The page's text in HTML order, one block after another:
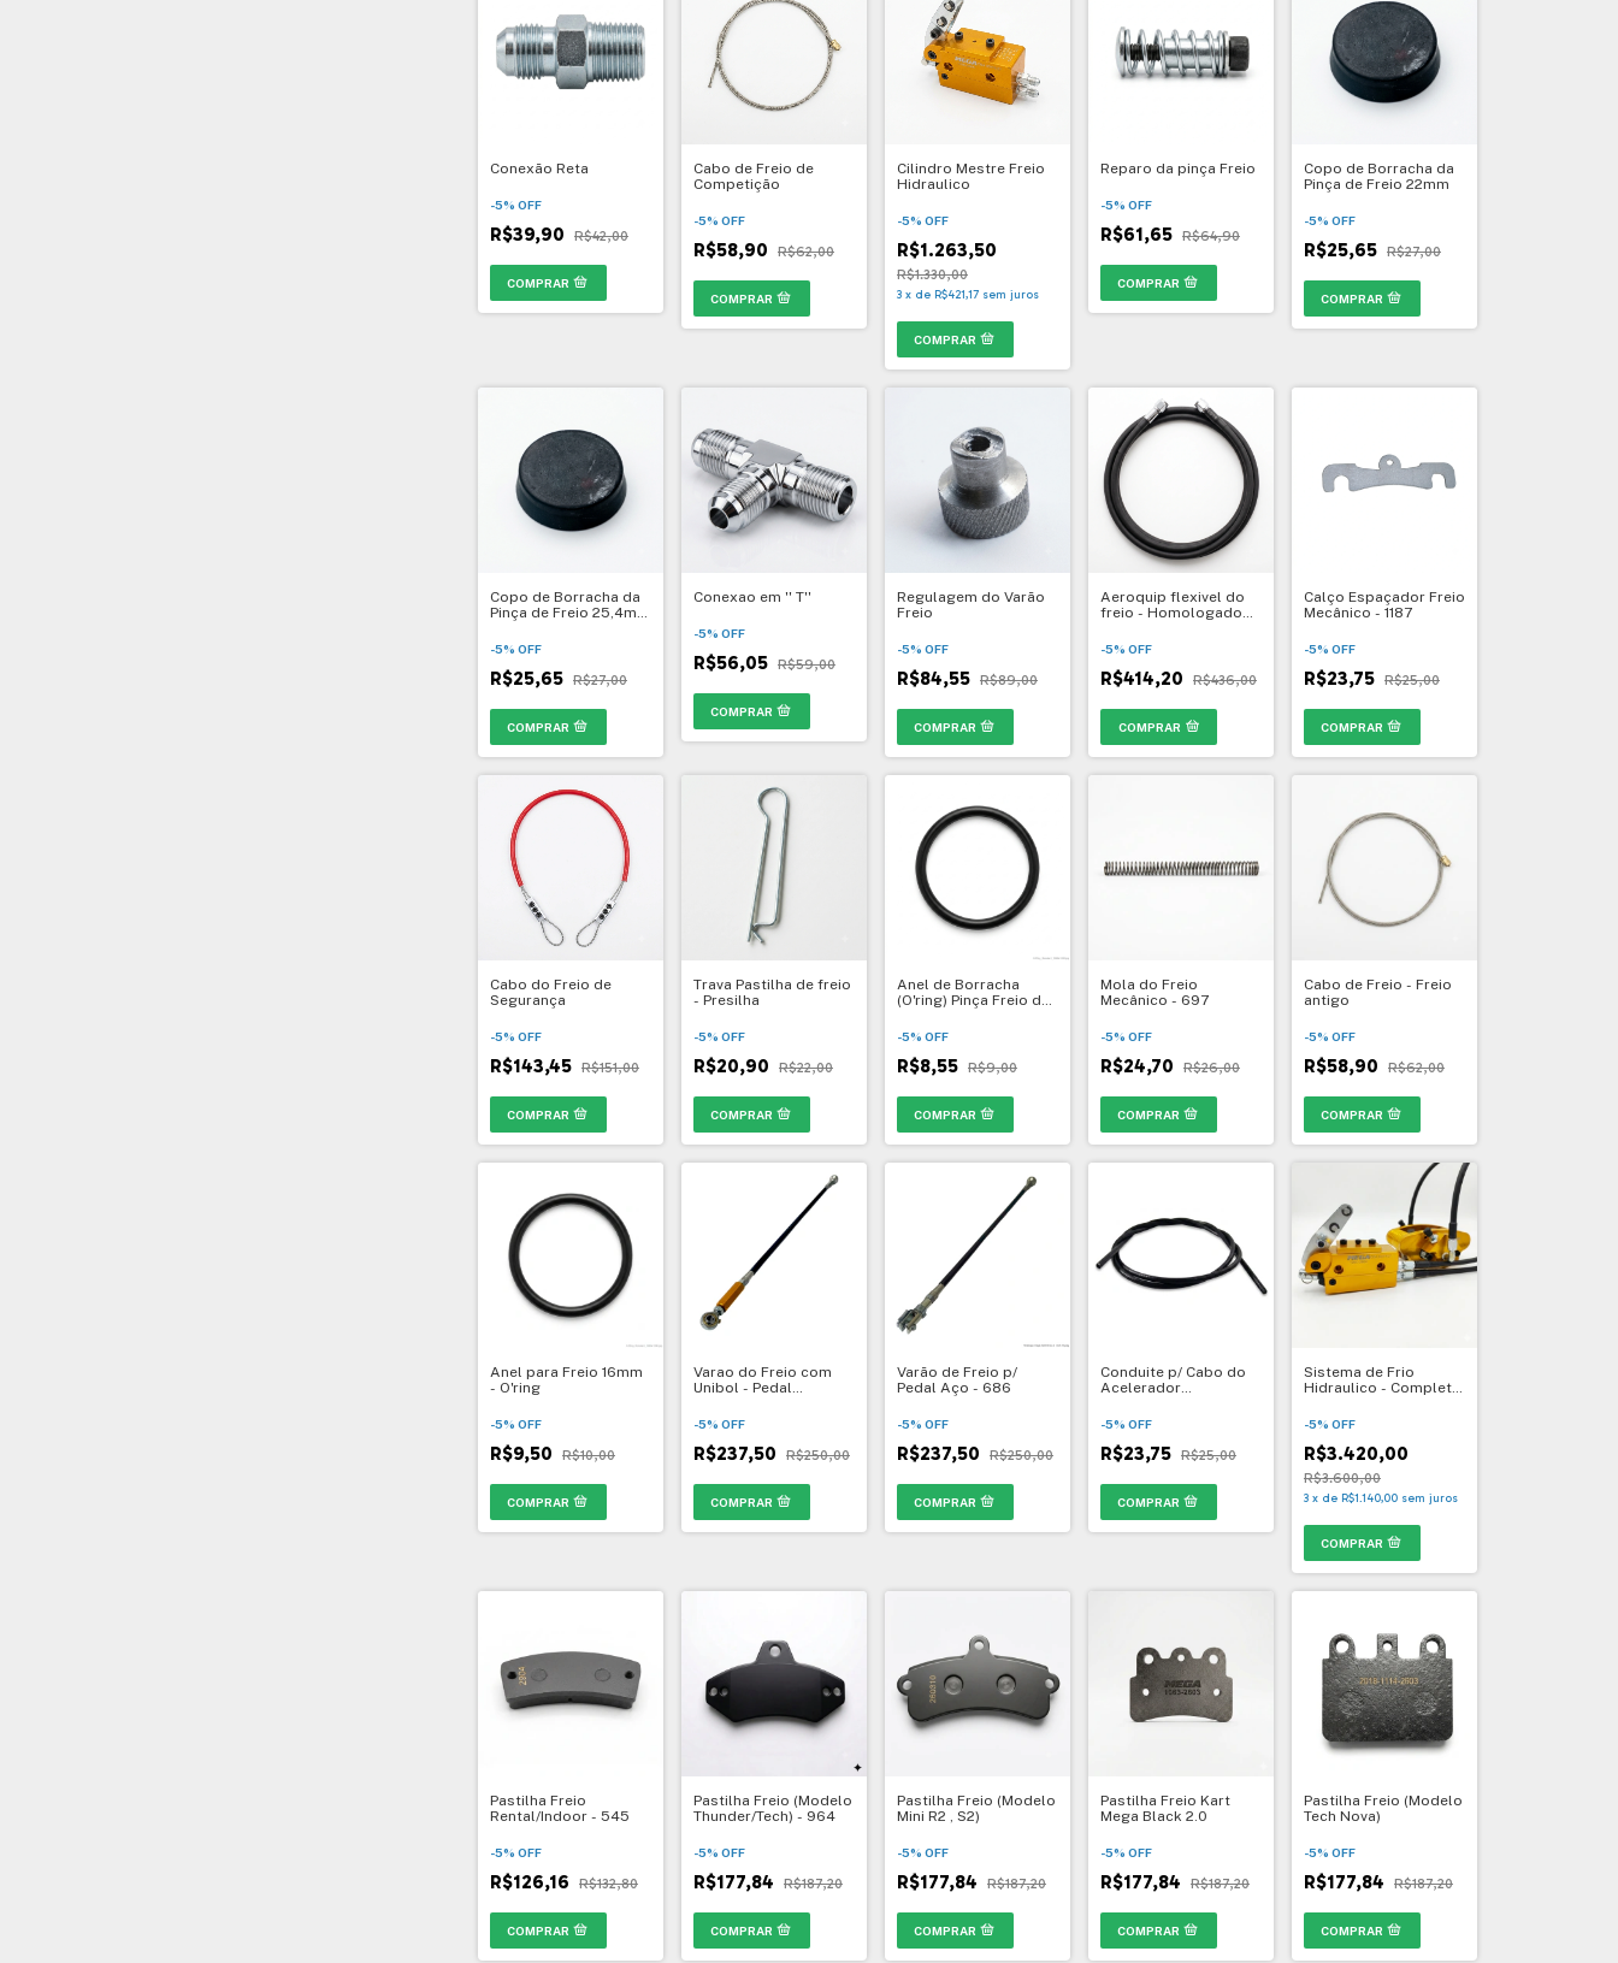
Conexão Reta
-5% OFF
R$39,90 R$42,00
Cabo de Freio de
Competição
-5% OFF
R$58,90 R$62,00
Cilindro Mestre Freio
Hidraulico
-5% OFF
R$1.263,50
R$1.330,00
3 x de R$421,17 sem juros
Reparo da pinça Freio
-5% OFF
R$61,65 R$64,90
Copo de Borracha da
Pinça de Freio 22mm
-5% OFF
R$25,65 R$27,00
Copo de Borracha da
Pinça de Freio 25,4mm
-5% OFF
R$25,65 R$27,00
Conexao em '' T''
-5% OFF
R$56,05 R$59,00
Regulagem do Varão
Freio
-5% OFF
R$84,55 R$89,00
Aeroquip flexivel do
freio - Homologado
-5% OFF
R$414,20 R$436,00
COMPRAR
Calço Espaçador Freio
Mecânico - 1187
-5% OFF
R$23,75 R$25,00
Cabo do Freio de
Segurança
-5% OFF
R$143,45 R$151,00
Trava Pastilha de freio
- Presilha
-5% OFF
R$20,90 R$22,00
Anel de Borracha
(O'ring) Pinça Freio de
-5% OFF
R$8,55 R$9,00
Mola do Freio
Mecânico - 697
-5% OFF
R$24,70 R$26,00
Cabo de Freio - Freio
antigo
-5% OFF
R$58,90 R$62,00
Anel para Freio 16mm
- O'ring
-5% OFF
R$9,50 R$10,00
Varao do Freio com
Unibol - Pedal
-5% OFF
R$237,50 R$250,00
Varão de Freio p/
Pedal Aço - 686
-5% OFF
R$237,50 R$250,00
Conduite p/ Cabo do
Acelerador
-5% OFF
R$23,75 R$25,00
Sistema de Frio
Hidraulico - Completo
-5% OFF
R$3.420,00
R$3.600,00
3 x de R$1.140,00 sem juros
Pastilha Freio
Rental/Indoor - 545
-5% OFF
R$126,16 R$132,80
Pastilha Freio (Modelo
Thunder/Tech) - 964
-5% OFF
R$177,84 R$187,20
Pastilha Freio (Modelo
Mini R2 , S2)
-5% OFF
R$177,84 R$187,20
Pastilha Freio Kart
Mega Black 2.0
-5% OFF
R$177,84 R$187,20
Pastilha Freio (Modelo
Tech Nova)
-5% OFF
R$177,84 R$187,20